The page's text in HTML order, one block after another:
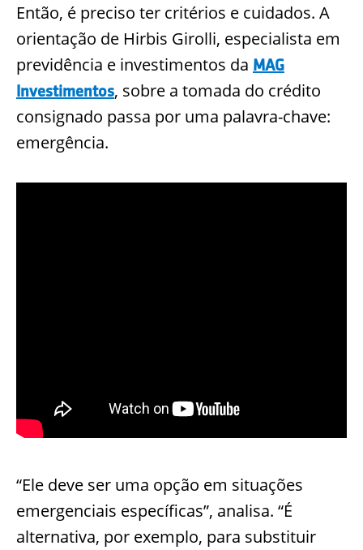
Então, é preciso ter critérios e cuidados. A
orientação de Hirbis Girolli, especialista em
previdência e investimentos da MAG
Investimentos, sobre a tomada do crédito
consignado passa por uma palavra-chave:
emergência.
“Ele deve ser uma opção em situações
emergenciais específicas”, analisa. “É
alternativa, por exemplo, para substituir